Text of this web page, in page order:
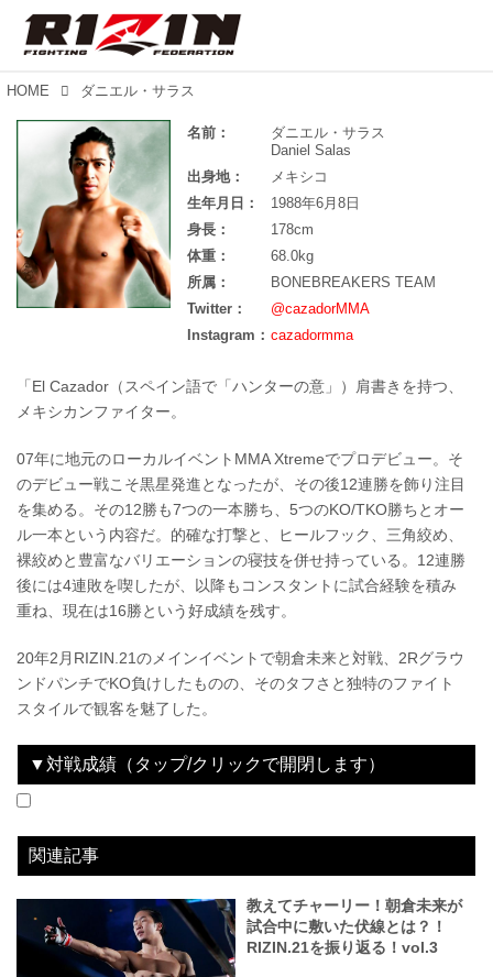
HOME ダニエル・サラス
名前：
ダニエル・サラス
Daniel Salas
出身地：
メキシコ
生年月日：
1988年6月8日
身長：
178cm
体重：
68.0kg
所属：
BONEBREAKERS TEAM
Twitter：
@cazadorMMA
Instagram： cazadormma
「El Cazador（スペイン語で「ハンターの意」）肩書きを持つ、
メキシカンファイター。
07年に地元のローカルイベントMMA Xtremeでプロデビュー。そ
のデビュー戦こそ黒星発進となったが、その後12連勝を飾り注目
を集める。その12勝も7つの一本勝ち、5つのKO/TKO勝ちとオー
ル一本という内容だ。的確な打撃と、ヒールフック、三角絞め、
裸絞めと豊富なバリエーションの寝技を併せ持っている。12連勝
後には4連敗を喫したが、以降もコンスタントに試合経験を積み
重ね、現在は16勝という好成績を残す。
20年2月RIZIN.21のメインイベントで朝倉未来と対戦、2Rグラウ
ンドパンチでKO負けしたものの、そのタフさと独特のファイト
スタイルで観客を魅了した。
▼対戦成績（タップ/クリックで開閉します）
関連記事
教えてチャーリー！朝倉未来が
試合中に敷いた伏線とは？！
RIZIN.21を振り返る！vol.3